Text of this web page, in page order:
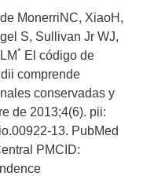
MonerriNC, XiaoH,
S, Sullivan Jr WJ,
* El código de
comprende
conservadas y
de 2013;4(6). pii:
13. PubMed
PMCID: